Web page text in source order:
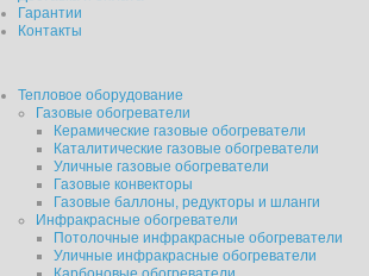
Гарантии
Контакты
Тепловое оборудование
Газовые обогреватели
Керамические газовые обогреватели
Каталитические газовые обогреватели
Уличные газовые обогреватели
Газовые конвекторы
Газовые баллоны, редукторы и шланги
Инфракрасные обогреватели
Потолочные инфракрасные обогреватели
Уличные инфракрасные обогреватели